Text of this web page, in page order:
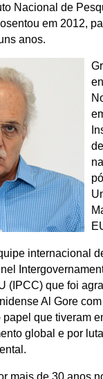
Nacional de
em 2012,
anos.
internacional
(IPCC) que foi
Al Gore
papel que tiveram
global e por
mais de 30 anos